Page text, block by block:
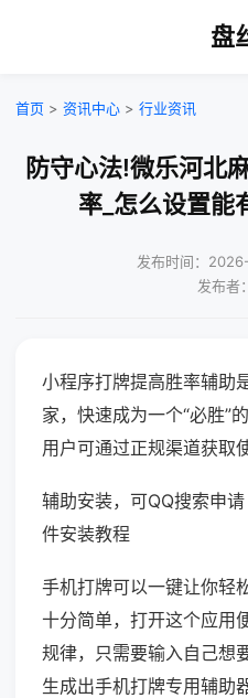
盘
首页 > 资讯中心 > 行业资讯
防守心法!微乐河北
率_怎么设置能
发布时间：
发布者
小程序打牌提高胜率辅助
家，快速成为一个“必胜”
用户可通过正规渠道获取
辅助安装，可QQ搜索申
件安装教程
手机打牌可以一键让你轻
十分简单，打开这个应用
规律，只需要输入自己想
生成出手机打牌专用辅助